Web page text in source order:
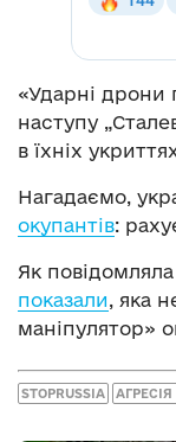
«Ударні дрони
наступу
в їхніх
Нагадаємо,
окупантів:
Як
показали, яка
маніпулятор»
STOPRUSSIA